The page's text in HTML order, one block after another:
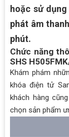
hoặc sử
phát âm
phút.
Chức năng
SHS
Khám phám
khóa điện tử
khách hàng
chọn sản phẩm